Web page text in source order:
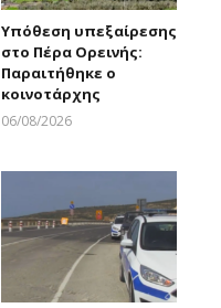
Υπόθεση υπεξαίρεσης
στο Πέρα Ορεινής:
Παραιτήθηκε ο
κοινοτάρχης
06/08/2026